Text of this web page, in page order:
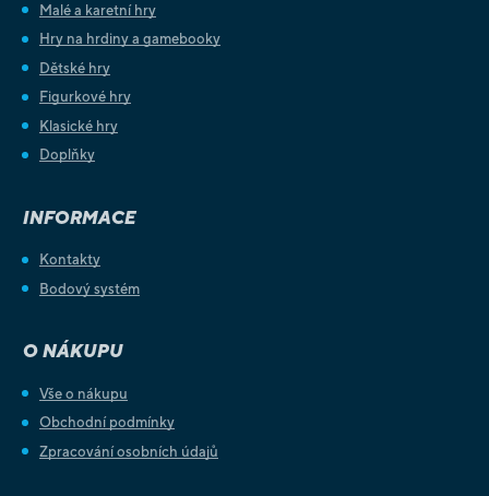
Malé a karetní hry
Hry na hrdiny a gamebooky
Dětské hry
Figurkové hry
Klasické hry
Doplňky
INFORMACE
Kontakty
Bodový systém
O NÁKUPU
Vše o nákupu
Obchodní podmínky
Zpracování osobních údajů